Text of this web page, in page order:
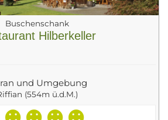
Buschenschank
Hilberkeller
und Umgebung
(554m ü.d.M.)